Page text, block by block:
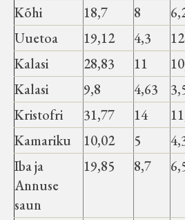
Kõhi 18,7 8
Uuetoa
19,12 4,3 12
Kalasi
28,83 11
Kalasi
9,8 4,63
Kristofri
31,77 14
Kamariku
10,02 5
Iba ja
Annuse
saun
19,85 8,7